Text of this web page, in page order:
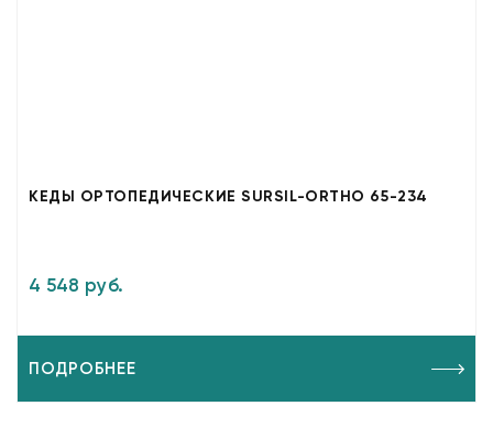
КЕДЫ ОРТОПЕДИЧЕСКИЕ SURSIL-ORTHO 65-234
4 548 руб.
ПОДРОБНЕЕ